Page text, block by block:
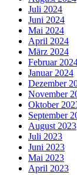
Juli 2024
Juni 2024
Mai 2024
April 2024
März 2024
Februar
Januar 2024
Dezember
November
Oktober
September
August 2023
Juli 2023
Juni 2023
Mai 2023
April 2023